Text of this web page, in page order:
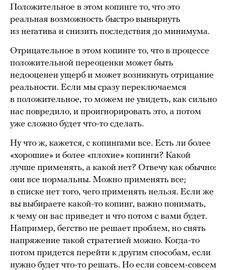
Положительное в этом копинге то, что это
реальная возможность быстро вынырнуть
из негатива и снизить последствия до минимума.
Отрицательное в этом копинге то, что в процессе
положительной переоценки может быть
недооценен ущерб и может возникнуть отрицание
реальности. Если мы сразу переключаемся
в положительное, то можем не увидеть, как сильно
нас повредило, и проигнорировать это, а потом
уже сложно будет что-то сделать.
Ну что ж, кажется, с копингами все. Есть ли более
«хорошие» и более «плохие» копинги? Какой
лучше применять, а какой нет? Отвечу как обычно:
они все нормальны. Можно применять все;
в списке нет того, чего применять нельзя. Если же
вы выбираете какой-то копинг, важно понимать,
к чему он вас приведет и что потом с вами будет.
Например, бегство не решает проблем, но снять
напряжение такой стратегией можно. Когда-то
потом придется перейти к другим способам, если
нужно будет что-то решать. Но если совсем-совсем